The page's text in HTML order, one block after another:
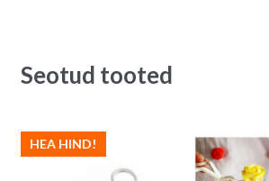
Seotud tooted
HEA HIND!